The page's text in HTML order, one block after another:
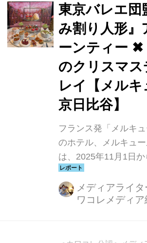
香りと口どけを堪能
に“Velvet（ベルベッ
しいアフタヌーンテ
東京バレエ団
み割り人形』
ーンティー ✖
のクリスマ
レイ【メルキ
京日比谷】
フランス発「メルキ
のホテル、メルキュ
は、2025年11月1日
東京バレエ団監修によ
人形』アフタヌーン
展示、さらにフラン
メディアライ
ワコレメディア